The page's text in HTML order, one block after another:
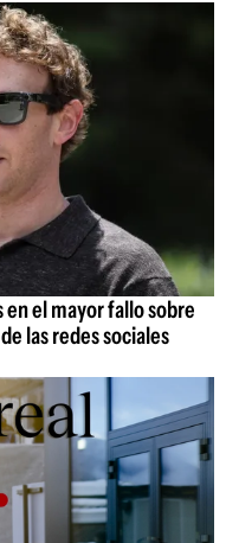
el mayor fallo sobre
las redes sociales